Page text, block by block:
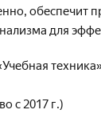
обеспечит
для
с 2017 г.)